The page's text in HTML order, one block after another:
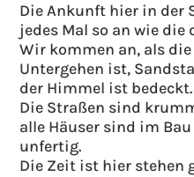
Die Ankunft hier in der
jedes Mal so an wie die
Wir kommen an, als die
Untergehen ist,
der Himmel ist bedeckt.
Die Straßen sind
alle Häuser sind im
unfertig.
Die Zeit ist hier stehen